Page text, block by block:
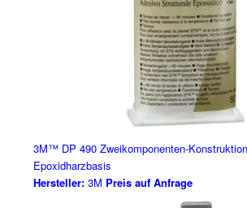
3M™ DP 490 Zweikomponenten-
Epoxidharzbasis
Hersteller:3M Preis auf Anfrage